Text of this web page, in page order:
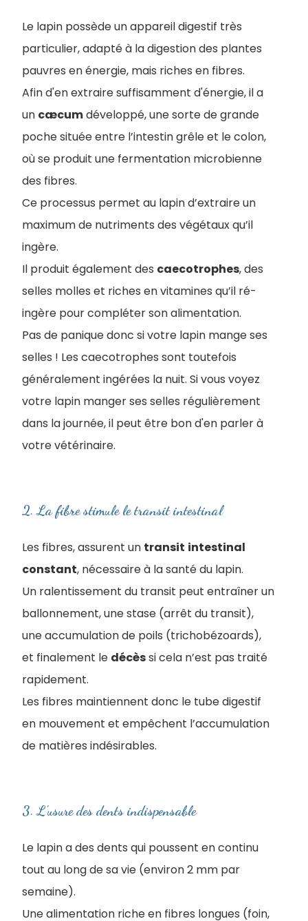
Le lapin possède un appareil digestif très
particulier, adapté à la digestion des plantes
pauvres en énergie, mais riches en fibres.
Afin d'en extraire suffisamment d'énergie, il a
un cæcumdéveloppé, une sorte de grande
poche située entre l’intestin grêle et le colon,
où se produit une fermentation microbienne
des fibres.
Ce processus permet au lapin d’extraire un
maximum de nutriments des végétaux qu’il
ingère.
Il produit également des caecotrophes, des
selles molles et riches en vitamines qu’il ré-
ingère pour compléter son alimentation.
Pas de panique donc si votre lapin mange ses
selles ! Les caecotrophes sont toutefois
généralement ingérées la nuit. Si vous voyez
votre lapin manger ses selles régulièrement
dans la journée, il peut être bon d'en parler à
votre vétérinaire.
2. La fibre stimule le transit intestinal
Les fibres, assurent un transit intestinal
constant, nécessaire à la santé du lapin.
Un ralentissement du transit peut entraîner un
ballonnement, une stase (arrêt du transit),
une accumulation de poils (trichobézoards),
et finalement le décèssi cela n’est pas traité
rapidement.
Les fibres maintiennent donc le tube digestif
en mouvement et empêchent l’accumulation
de matières indésirables.
3. L'usure des dents indispensable
Le lapin a des dents qui poussent en continu
tout au long de sa vie (environ 2 mm par
semaine).
Une alimentation riche en fibres longues (foin,